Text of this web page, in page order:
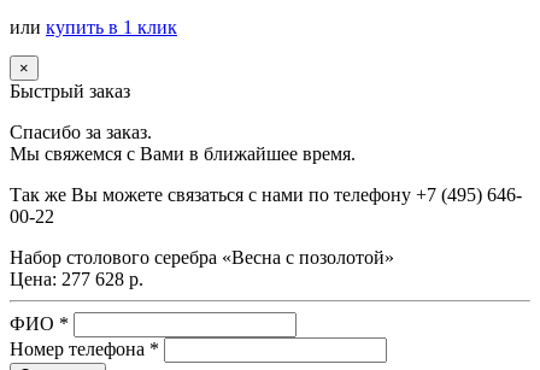
или купить в 1 клик
×
Быстрый заказ
Спасибо за заказ.
Мы свяжемся с Вами в ближайшее время.
Так же Вы можете связаться с нами по телефону +7 (495) 646-
00-22
Набор столового серебра «Весна с позолотой»
Цена: 277 628 р.
ФИО *
Номер телефона *